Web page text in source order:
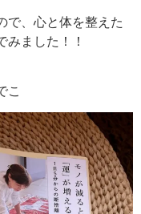
で、心と体を整えた
ました！！
こ